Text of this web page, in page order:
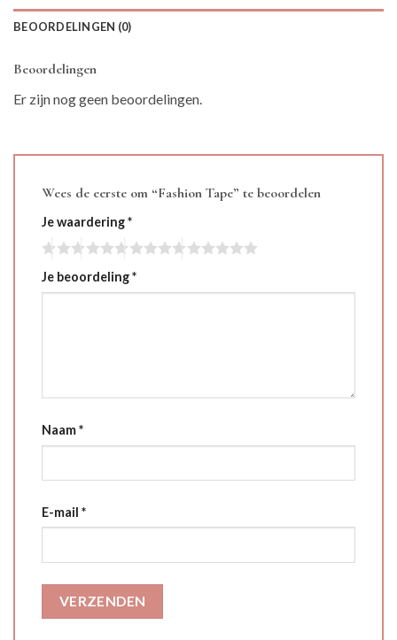
BEOORDELINGEN (0)
Beoordelingen
Er zijn nog geen beoordelingen.
Wees de eerste om “Fashion Tape” te beoordelen
Je waardering*
Je beoordeling*
Naam*
E-mail *